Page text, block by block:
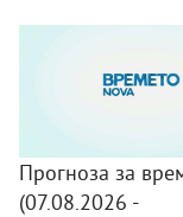
Прогноза за
(07.08.2026 -